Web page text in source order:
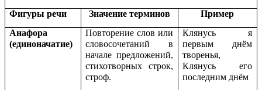
Фигуры речи
Значение терминов
Пример
Анафора
(единоначатие)
Повторение слов или
словосочетаний в
начале предложений,
стихотворных строк,
строф.
Клянусь я
первым днём
творенья,
Клянусь его
последним днём